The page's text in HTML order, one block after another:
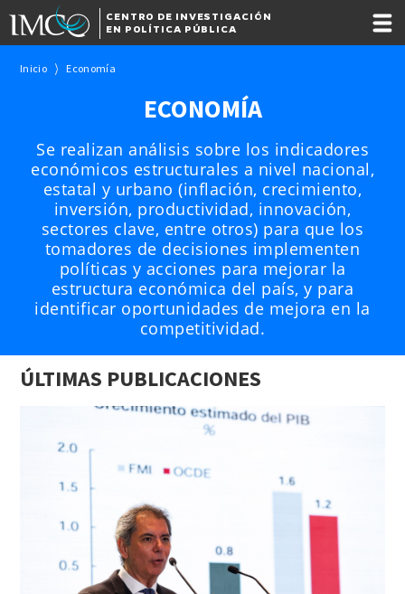
CENTRO DE INVESTIGACIÓN
EN POLÍTICA PÚBLICA
Inicio Economía
ECONOMÍA
Se realizan análisis sobre los indicadores
económicos estructurales a nivel nacional,
estatal y urbano (inflación, crecimiento,
inversión, productividad, innovación,
sectores clave, entre otros) para que los
tomadores de decisiones implementen
políticas y acciones para mejorar la
estructura económica del país, y para
identificar oportunidades de mejora en la
competitividad.
ÚLTIMAS PUBLICACIONES